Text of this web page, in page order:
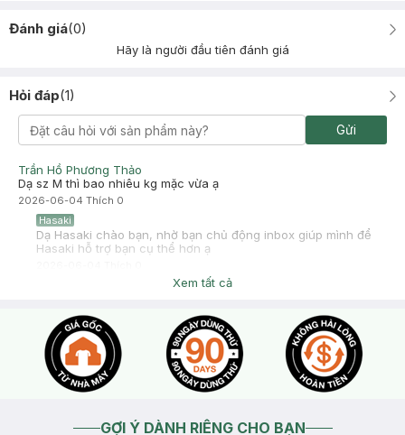
Đánh giá(0)
Hãy là người đầu tiên đánh giá
Hỏi đáp(1)
Gửi
Trần Hồ Phương Thảo
Dạ sz M thì bao nhiêu kg mặc vừa ạ
2026-06-04 Thích 0
Hasaki
Dạ Hasaki chào bạn, nhờ bạn chủ động inbox giúp mình để
Hasaki hỗ trợ bạn cụ thể hơn ạ
Xem tất cả
GỢI Ý DÀNH RIÊNG CHO BẠN